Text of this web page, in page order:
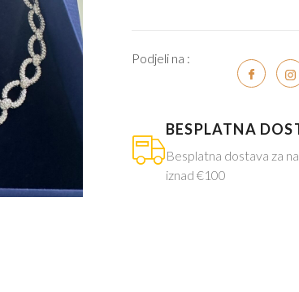
Podjeli na :
BESPLATNA
Besplatna dostava za
iznad €100